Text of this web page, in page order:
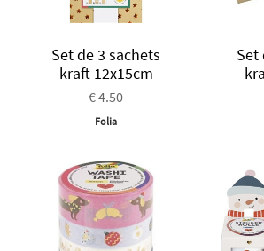
Set de 3 sachets
kraft 12x15cm
€ 4.50
Folia
Set